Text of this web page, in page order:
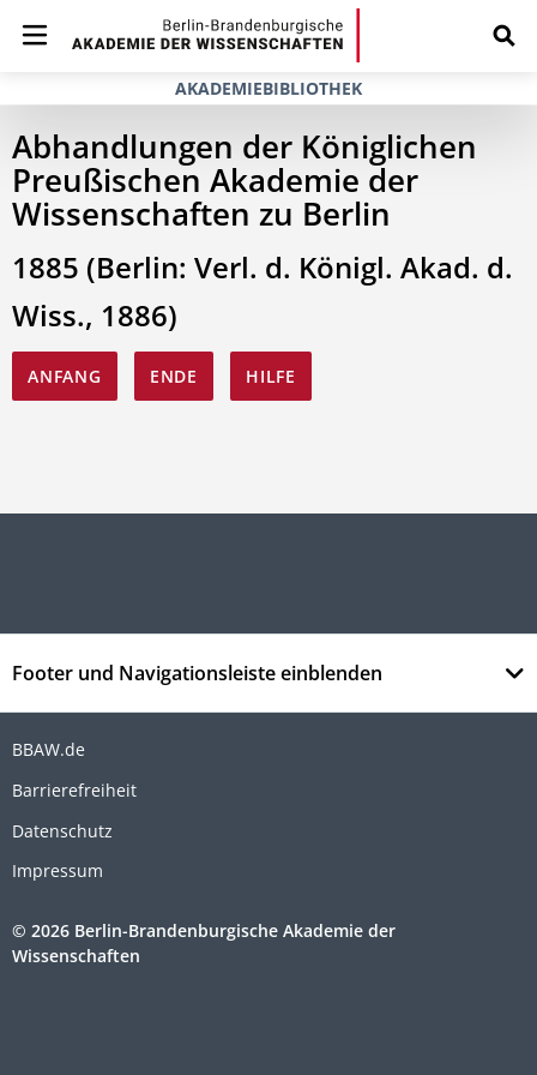
AKADEMIEBIBLIOTHEK
Abhandlungen der Königlichen
Preußischen Akademie der
Wissenschaften zu Berlin
1885 (Berlin: Verl. d. Königl. Akad. d.
Wiss., 1886)
ANFANG ENDE HILFE
Footer und Navigationsleiste einblenden
BBAW.de
Barrierefreiheit
Datenschutz
Impressum
© 2026 Berlin-Brandenburgische Akademie der
Wissenschaften